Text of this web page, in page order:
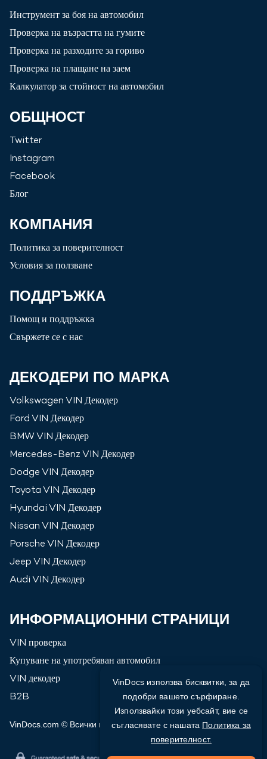
VinDocs използва бисквитки, за да
подобри вашето сърфиране.
Използвайки този уебсайт, вие се
съгласявате с нашата Политика за
поверителност.
Инструмент за боя на автомобил
Проверка на възрастта на гумите
Проверка на разходите за гориво
Проверка на плащане на заем
Калкулатор за стойност на автомобил
ОБЩНОСТ
Twitter
Instagram
Facebook
Блог
КОМПАНИЯ
Политика за поверителност
Условия за ползване
ПОДДРЪЖКА
Помощ и поддръжка
Свържете се с нас
ДЕКОДЕРИ ПО МАРКА
Volkswagen VIN Декодер
Ford VIN Декодер
BMWVIN Декодер
Mercedes-Benz VIN Декодер
Dodge VIN Декодер
Toyota VIN Декодер
Hyundai VIN Декодер
Nissan VIN Декодер
Porsche VIN Декодер
Jeep VIN Декодер
Audi VIN Декодер
ИНФОРМАЦИОННИ СТРАНИЦИ
VIN проверка
Купуване на употребяван автомобил
VIN декодер
B2B
VinDocs.com © Всички права запазени 2026